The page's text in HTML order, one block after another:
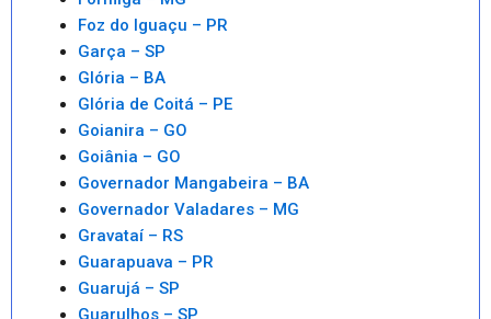
Foz do Iguaçu – PR
Garça – SP
Glória – BA
Glória de Coitá – PE
Goianira – GO
Goiânia – GO
Governador Mangabeira – BA
Governador Valadares – MG
Gravataí – RS
Guarapuava – PR
Guarujá – SP
Guarulhos – SP